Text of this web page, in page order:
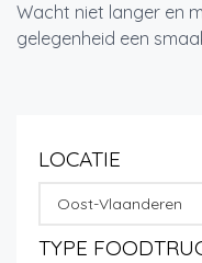
Wacht niet langer en
gelegenheid een
LOCATIE
Oost-Vlaanderen
TYPE